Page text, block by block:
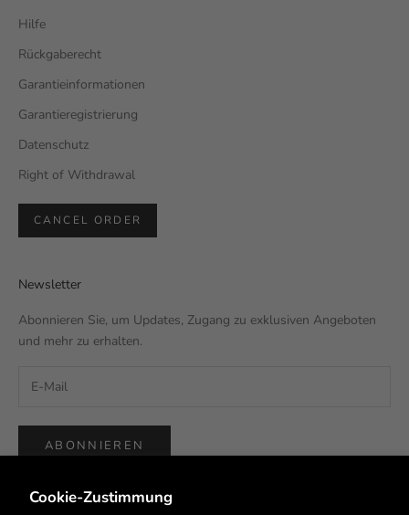
Cookie-Zustimmung
Hilfe
Rückgaberecht
Garantieinformationen
Garantieregistrierung
Datenschutz
Right of Withdrawal
CANCEL ORDER
Newsletter
Abonnieren Sie, um Updates, Zugang zu exklusiven Angeboten
und mehr zu erhalten.
ABONNIEREN